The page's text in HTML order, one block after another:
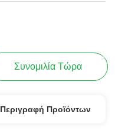
Συνομιλία Τώρα
Περιγραφή Προϊόντων